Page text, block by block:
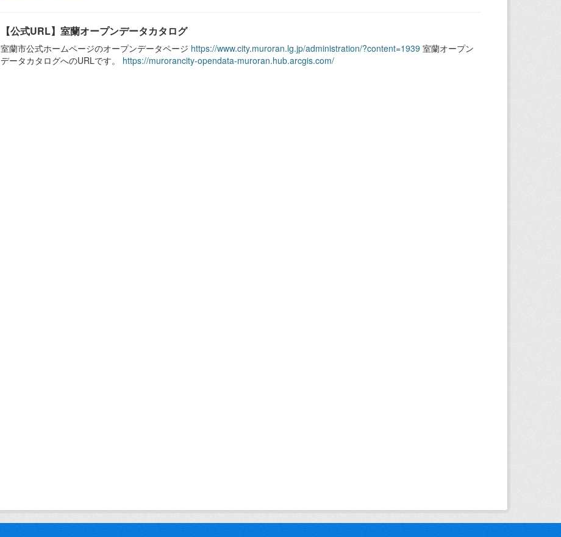
【公式URL】室蘭オープンデータカタログ
室蘭市公式ホームページのオープンデータページ https://www.city.muroran.lg.jp/administration/?content=1939 室蘭オープン
データカタログへのURLです。 https://murorancity-opendata-muroran.hub.arcgis.com/